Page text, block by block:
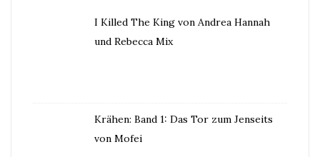
I Killed The King von Andrea Hannah
und Rebecca Mix
Krähen: Band 1: Das Tor zum Jenseits
von Mofei